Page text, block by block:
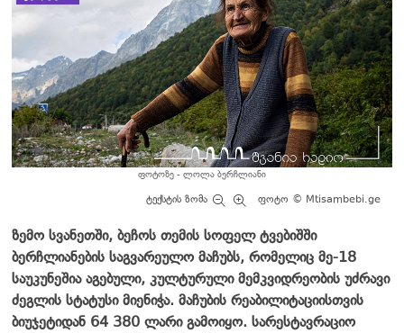
ფოტოზე - ლოლა ბერჩლიანი
ტექსტის ზომა ფოტო © Mtisambebi.ge
ზემო სვანეთში, ბეჩოს თემის სოფელ ტვებიშში
ბერჩლიანების საგვარეულო მაჩუბს, რომელიც მე-18
საუკუნეშია აგებული, კულტურული მემკვიდრეობის უძრავი
ძეგლის სტატუსი მიენიჭა. მაჩუბის რეაბილიტაციისთვის
ბიუჯეტიდან 64 380 ლარი გამოიყო. სარესტავრაციო